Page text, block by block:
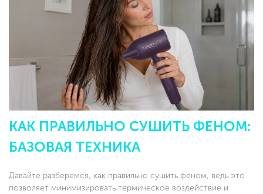
КАК ПРАВИЛЬНО СУШИТЬ ФЕНОМ:
БАЗОВАЯ ТЕХНИКА
Давайте разберемся, как правильно сушить феном, ведь это
позволяет минимизировать термическое воздействие и